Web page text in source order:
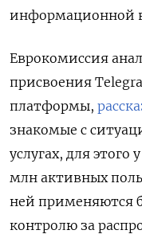
информационной
Еврокомиссия
присвоения
платформы,
знакомые с
услугах, для
млн активных
ней применяются
контролю за